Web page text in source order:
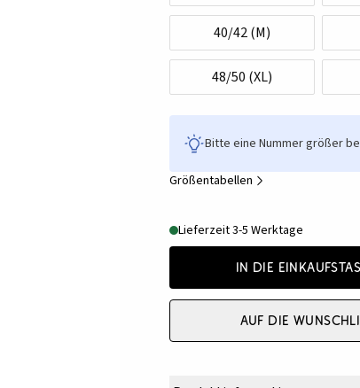
40/42 (M)
48/50 (XL)
Bitte eine Nummer größer
Größentabellen
Lieferzeit 3-5 Werktage
In die
Auf die